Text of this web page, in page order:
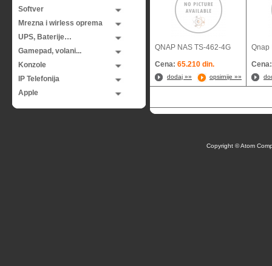
Softver
Mrezna i wirless oprema
UPS, Baterije…
Gamepad, volani...
Konzole
IP Telefonija
Apple
QNAP NAS TS-462-4G
Cena: 65.210 din.
dodaj »» opsirnije »»
Qnap
Copyright © Atom